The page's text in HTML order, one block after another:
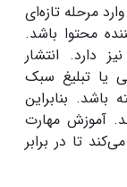
مرحله تازه‌ای
محتوا باشد.
دارد. انتشار
یا تبلیغ سبک
باشد. بنابراین
آموزش مهارت
تا در برابر